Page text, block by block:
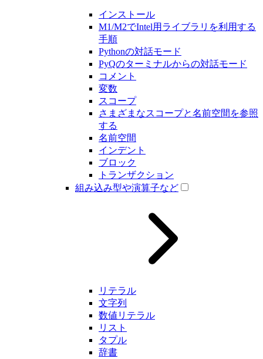
インストール
M1/M2でIntel用ライブラリを利用する
手順
Pythonの対話モード
PyQのターミナルからの対話モード
コメント
変数
スコープ
さまざまなスコープと名前空間を参照
する
名前空間
インデント
ブロック
トランザクション
組み込み型や演算子など
リテラル
文字列
数値リテラル
リスト
タプル
辞書